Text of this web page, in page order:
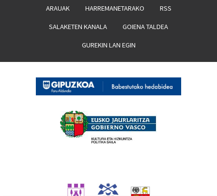
ARAUAK HARREMANETARAKO RSS
SALAKETEN KANALA GOIENA TALDEA
GUREKIN LAN EGIN